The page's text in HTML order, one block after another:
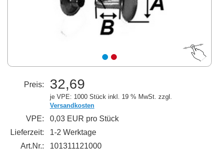
Preis: 32,69
je VPE: 1000 Stück inkl. 19 % MwSt. zzgl.
Versandkosten
VPE:
0,03 EUR pro Stück
Lieferzeit:
1-2 Werktage
Art.Nr.:
101311121000